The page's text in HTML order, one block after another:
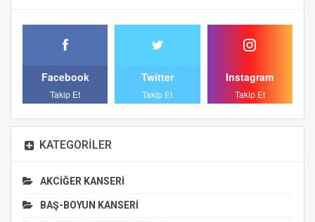
Facebook
Takip Et
Twitter
Takip Et
Instagram
Takip Et
KATEGORILER
AKCİĞER KANSERİ
BAŞ-BOYUN KANSERİ